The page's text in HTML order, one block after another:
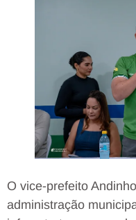
O vice-prefeito
administração